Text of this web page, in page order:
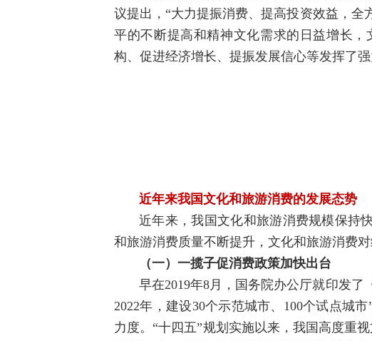
议提出，“大力提振消费、提高投资效益，全
平的不断提高和精神文化需求的日益增长
构、促进经济增长、提振发展信心等发挥了强
近年来我国文化和旅游消费的发展态势
近年来，我国文化和旅游消费规模保持
和旅游消费质量不断提升，文化和旅游消费
（一）一揽子促消费政策加快出台
早在2019年8月，国务院办公厅就印发了
2022年，建设30个示范城市、100个试点城
力度。“十四五”规划实施以来，我国高度重